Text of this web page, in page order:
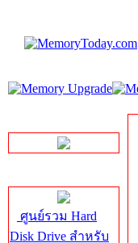
ศูนย์รวม Hard
Disk Drive สำหรับ